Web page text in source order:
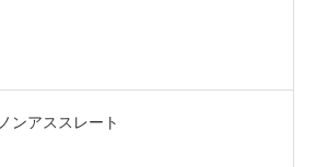
ノンアススレート